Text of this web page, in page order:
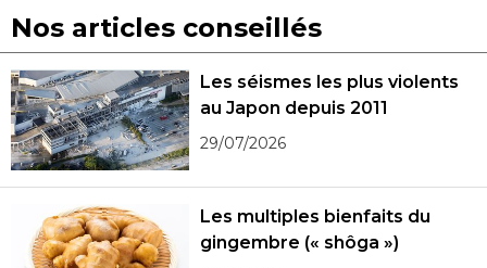
Nos articles conseillés
Les séismes les plus violents
au Japon depuis 2011
29/07/2026
Les multiples bienfaits du
gingembre (« shôga »)